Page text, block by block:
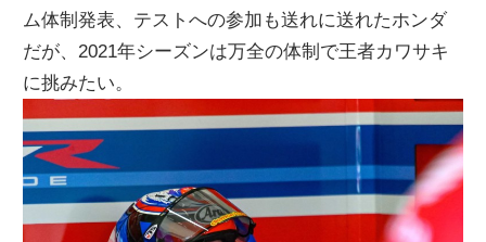
ス
ム体制発表、テストへの参加も送れに送れたホンダ
だが、2021年シーズンは万全の体制で王者カワサキ
に挑みたい。